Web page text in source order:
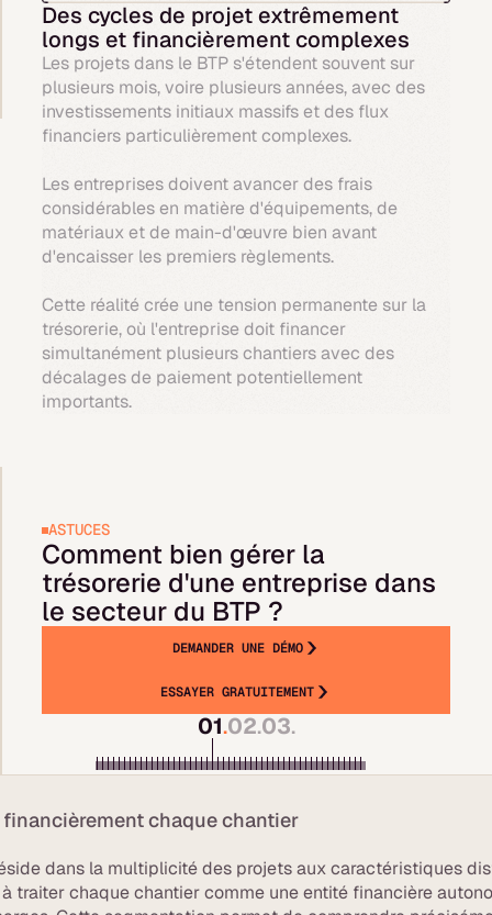
Des cycles de projet extrêmement
longs et financièrement complexes
Les projets dans le BTP s'étendent souvent sur
plusieurs mois, voire plusieurs années, avec des
investissements initiaux massifs et des flux
financiers particulièrement complexes.
Les entreprises doivent avancer des frais
considérables en matière d'équipements, de
matériaux et de main-d'œuvre bien avant
d'encaisser les premiers règlements.
Cette réalité crée une tension permanente sur la
trésorerie, où l'entreprise doit financer
simultanément plusieurs chantiers avec des
décalages de paiement potentiellement
importants.
ASTUCES
Comment bien gérer la
trésorerie d'une entreprise dans
le secteur du BTP ?
DEMANDER UNE DÉMO
ESSAYER GRATUITEMENT
01.02.03.
chaque chantier
dans la multiplicité des projets aux caractéristiques
traiter chaque chantier comme une entité financière